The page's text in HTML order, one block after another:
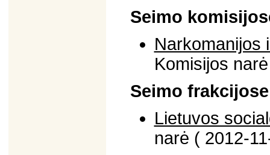
Seimo
Narkomanijos
Komisijos
Seimo frakcijose
Lietuvos
narė ( 2012-